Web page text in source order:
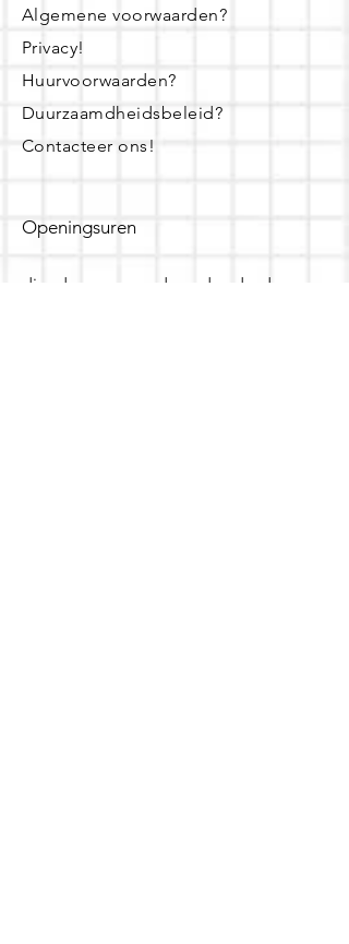
Algemene voorwaarden?
Privacy!
Huurvoorwaarden?
Duurzaamdheidsbeleid?
Contacteer ons!
Openingsuren
dinsdag - woensdag- donderdag: